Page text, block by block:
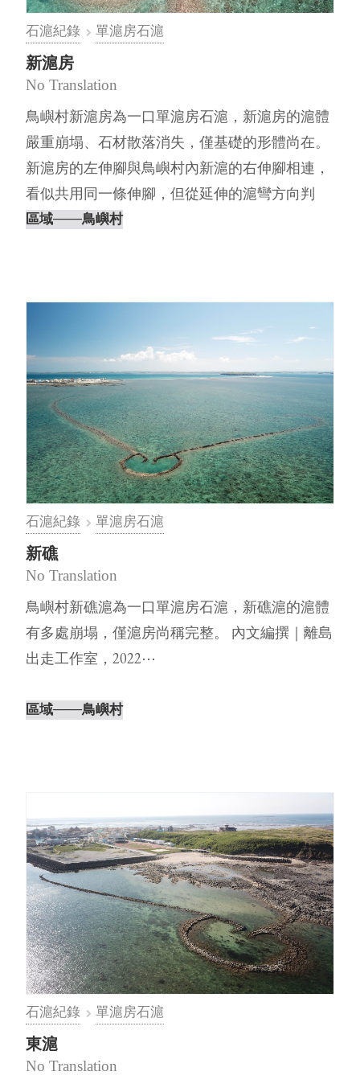
石滬紀錄 單滬房石滬
新滬房
No Translation
鳥嶼村新滬房為一口單滬房石滬，新滬房的滬體
嚴重崩塌、石材散落消失，僅基礎的形體尚在。
新滬房的左伸腳與鳥嶼村內新滬的右伸腳相連，
看似共用同一條伸腳，但從延伸的滬彎方向判
斷，該伸腳應屬於鳥嶼村內新滬的右伸⋯
區域───鳥嶼村
石滬紀錄 單滬房石滬
新礁
No Translation
鳥嶼村新礁滬為一口單滬房石滬，新礁滬的滬體
有多處崩塌，僅滬房尚稱完整。 內文編撰｜離島
出走工作室，2022⋯
區域───鳥嶼村
石滬紀錄 單滬房石滬
東滬
No Translation